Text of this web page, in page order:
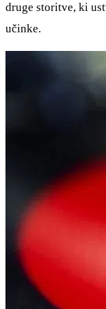
druge storitve, ki
učinke.